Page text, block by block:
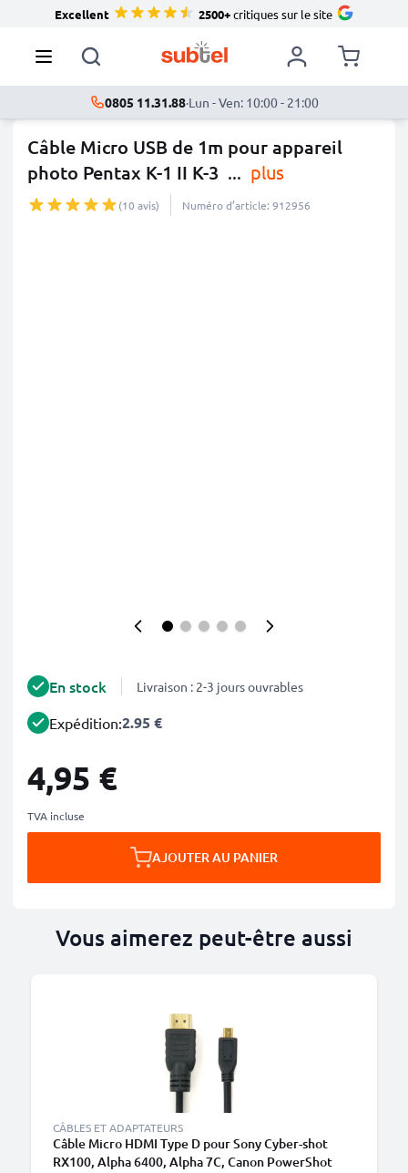
Excellent 2500+critiques sur le site
0805 11.31.88·Lun - Ven: 10:00 - 21:00
Câble Micro USB de 1m pour appareil
photo Pentax K-1 II K-3 ... plus
(10 avis) Numéro d’article: 912956
En stock Livraison : 2-3 jours ouvrables
Expédition:2.95 €
4,95 €
TVA incluse
AJOUTER AU PANIER
Vous aimerez peut-être aussi
CÂBLES ET ADAPTATEURS
Câble Micro HDMI Type D pour Sony Cyber-shot
RX100, Alpha 6400, Alpha 7C, Canon PowerShot